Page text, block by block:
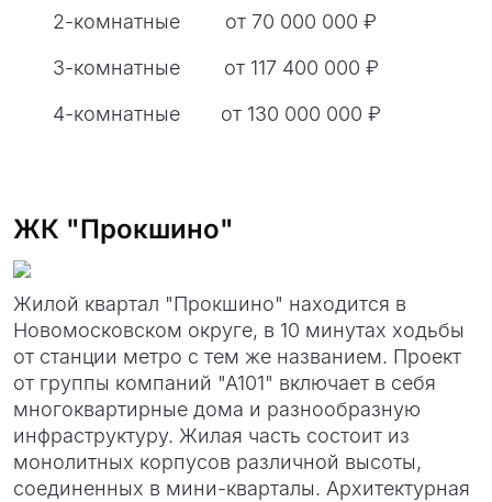
2-комнатные
от 70 000 000 ₽
3-комнатные
от 117 400 000 ₽
4-комнатные
от 130 000 000 ₽
ЖК "Прокшино"
Жилой квартал "Прокшино" находится в
Новомосковском округе, в 10 минутах ходьбы
от станции метро с тем же названием. Проект
от группы компаний "А101" включает в себя
многоквартирные дома и разнообразную
инфраструктуру. Жилая часть состоит из
монолитных корпусов различной высоты,
соединенных в мини-кварталы. Архитектурная